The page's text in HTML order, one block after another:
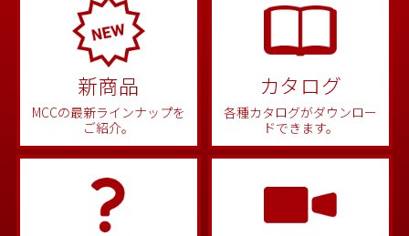
新商品
MCCの最新ラインナップを
ご紹介。
カタログ
各種カタログがダウンロー
ドできます。